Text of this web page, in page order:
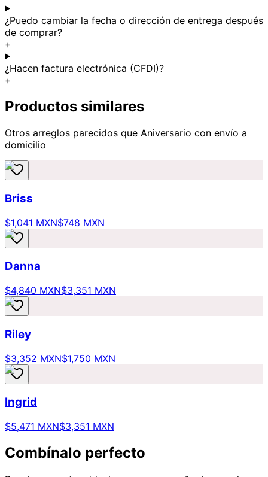
¿Puedo cambiar la fecha o dirección de entrega después
de comprar?
+
¿Hacen factura electrónica (CFDI)?
+
Productos similares
Otros arreglos parecidos que Aniversario con envío a
domicilio
Briss
$1,041 MXN$748 MXN
Danna
$4,840 MXN$3,351 MXN
Riley
$3,352 MXN$1,750 MXN
Ingrid
$5,471 MXN$3,351 MXN
Combínalo perfecto